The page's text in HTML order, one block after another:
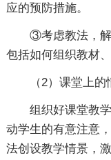
应的预防措施。
③考虑教法，解
包括如何组织教材
（2）课堂上的
组织好课堂教学
动学生的有意注意
法创设教学情景，